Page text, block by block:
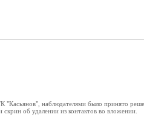
наблюдателями было принято
об удалении из контактов во вложении.